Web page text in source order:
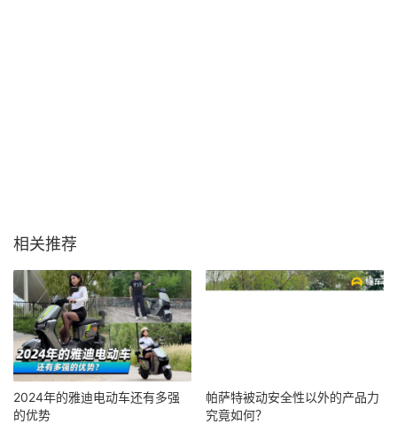
相关推荐
2024年的雅迪电动车还有多强
的优势
帕萨特被动安全性以外的产品力
究竟如何？